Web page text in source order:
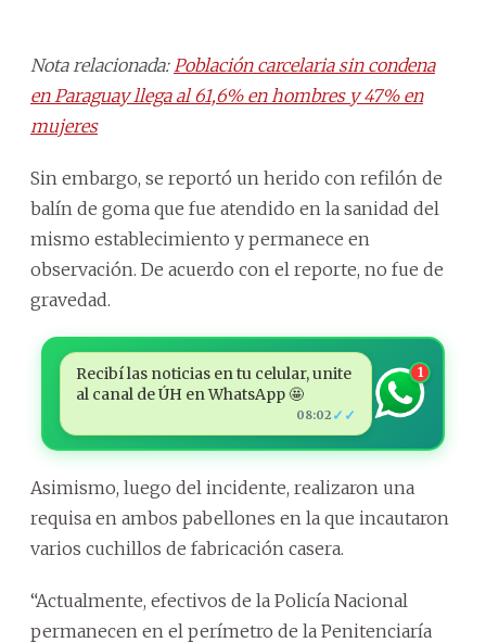
Nota relacionada: Población carcelaria sin condena
en Paraguay llega al 61,6% en hombres y 47% en
mujeres
Sin embargo, se reportó un herido con refilón de
balín de goma que fue atendido en la sanidad del
mismo establecimiento y permanece en
observación. De acuerdo con el reporte, no fue de
gravedad.
Recibí las noticias en tu celular, unite
al canal de ÚH en WhatsApp 🤩
08:02 ✓✓
1
Asimismo, luego del incidente, realizaron una
requisa en ambos pabellones en la que incautaron
varios cuchillos de fabricación casera.
“Actualmente, efectivos de la Policía Nacional
permanecen en el perímetro de la Penitenciaría